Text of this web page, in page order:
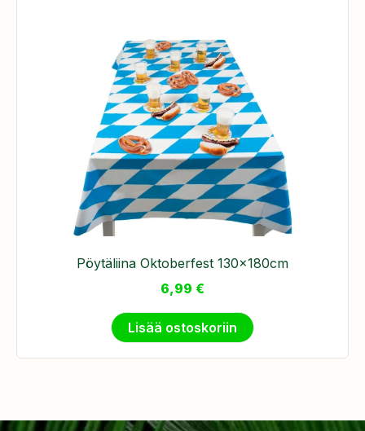
Pöytäliina Oktoberfest 130x180cm
6,99 €
Lisää ostoskoriin